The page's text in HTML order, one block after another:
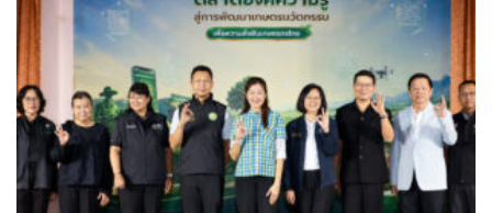
August 8, 2026 - 14:00 โดย พรรคเพื่อไทย
‘รมช.ปิยะรัฐชย์’ ปลุกพลัง ศพก. เดินหน้าสร้างความเข้ม
แข็งภาคการเกษตรไทย รับมือโลกที่เปลี่ยนแปลง ชู
เกษตรกรเป็นศูนย์กลาง ดึงความรู้จากพื้นที่ต่อยอด